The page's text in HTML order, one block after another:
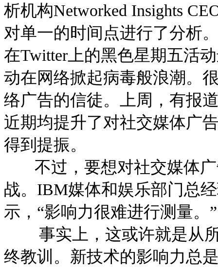
析机构Networked Insights
对单一的时间点进行了分析
在Twitter上的黑色星期五活
动在网络掀起病毒般浪潮。
络广告的信徒。上周，有报
近期均提升了对社交媒体广
得到提振。
不过，要想对社交媒体广
战。IBM媒体和娱乐部门总经
示，“影响力很难进行测量。”
事实上，这或许就是从所
终教训。新技术的影响力总